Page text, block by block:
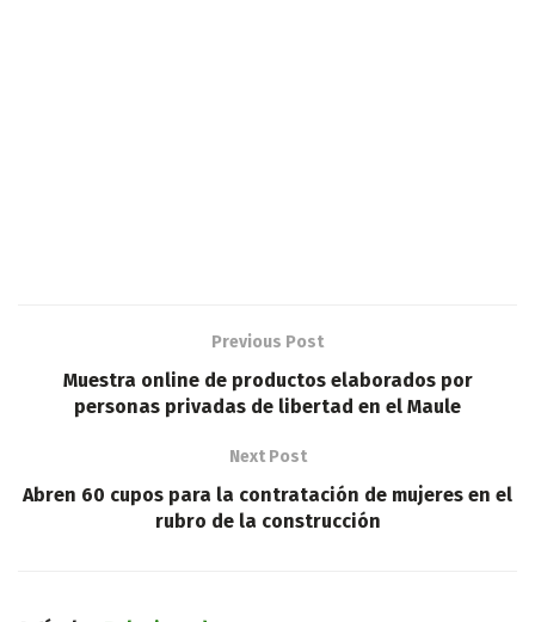
Previous Post
Muestra online de productos elaborados por
personas privadas de libertad en el Maule
Next Post
Abren 60 cupos para la contratación de mujeres en el
rubro de la construcción